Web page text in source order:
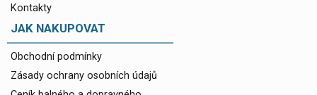
Kontakty
JAK NAKUPOVAT
Obchodní podmínky
Zásady ochrany osobních údajů